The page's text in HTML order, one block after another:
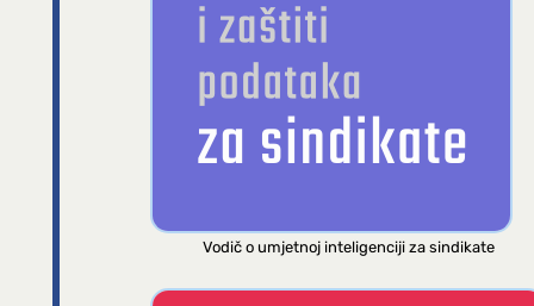
Vodič o umjetnoj inteligenciji za sindikate